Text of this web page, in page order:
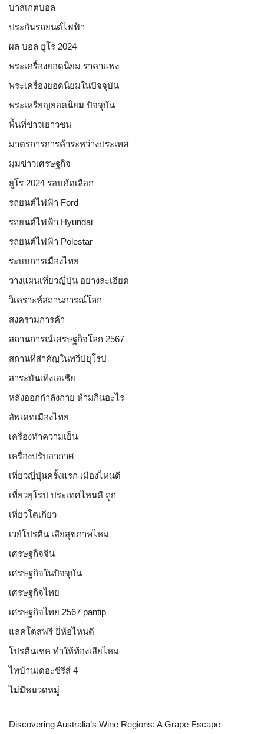
บาสเกตบอล
ประกันรถยนต์ไฟฟ้า
ผล บอล ยูโร 2024
พระเครื่องยอดนิยม ราคาแพง
พระเครื่องยอดนิยมในปัจจุบัน
พระเหรียญยอดนิยม ปัจจุบัน
พื้นที่ข่าวเยาวชน
มาตรการการค้าระหว่างประเทศ
มุมข่าวเศรษฐกิจ
ยูโร 2024 รอบคัดเลือก
รถยนต์ไฟฟ้า Ford
รถยนต์ไฟฟ้า Hyundai
รถยนต์ไฟฟ้า Polestar
ระบบการเมืองไทย
วางแผนเที่ยวญี่ปุ่น อย่างละเอียด
วิเคราะห์สถานการณ์โลก
สงครามการค้า
สถานการณ์เศรษฐกิจโลก 2567
สถานที่สำคัญในทวีปยุโรป
สาระบันเทิงเอเชีย
หลังออกกําลังกาย ห้ามกินอะไร
อัพเดทเมืองไทย
เครื่องทำความเย็น
เครื่องปรับอากาศ
เที่ยวญี่ปุ่นครั้งแรก เมืองไหนดี
เที่ยวยุโรป ประเทศไหนดี ถูก
เที่ยวโตเกียว
เวย์โปรตีน เสียสุขภาพไหม
เศรษฐกิจจีน
เศรษฐกิจในปัจจุบัน
เศรษฐกิจไทย
เศรษฐกิจไทย 2567 pantip
แลคโตสฟรี ยี่ห้อไหนดี
โปรตีนเชค ทำให้ท้องเสียไหม
ไทบ้านเดอะซีรีส์ 4
ไม่มีหมวดหมู่
Discovering Australia’s Wine Regions: A Grape Escape